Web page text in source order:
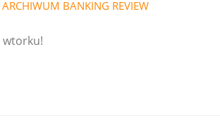
ARCHIWUM BANKING REVIEW
wtorku!